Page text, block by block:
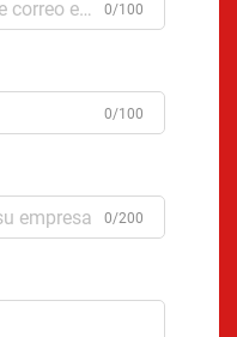
0/100
0/100
0/200